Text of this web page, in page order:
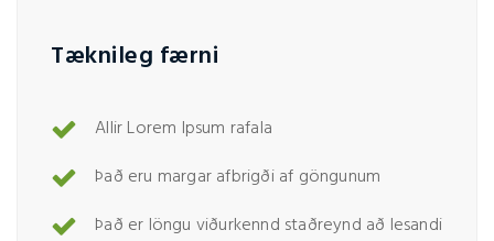
Tæknileg færni
Allir Lorem Ipsum rafala
Það eru margar afbrigði af göngunum
Það er löngu viðurkennd staðreynd að lesandi